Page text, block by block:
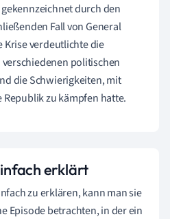
durch den
Fall von General
Krise verdeutlichte die
politischen
die Schwierigkeiten, mit
zu kämpfen hatte.
erklärt
zu erklären, kann man sie
Episode betrachten, in der ein